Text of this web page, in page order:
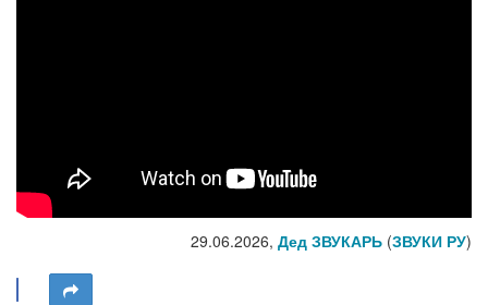
29.06.2026, Дед ЗВУКАРЬ (ЗВУКИ РУ)